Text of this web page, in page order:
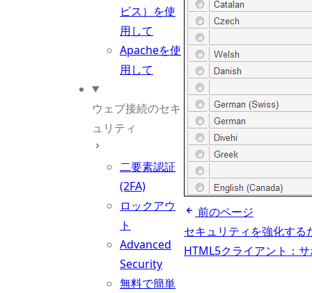
ビス）を使
用して
Apacheを使
用して
ウェブ接続のセキ
ュリティ
二要素認証
(2FA)
ロックアウ
ト
Advanced
Security
無料で簡単
前のページ
セキュリティを強化す
HTML5クライアント：